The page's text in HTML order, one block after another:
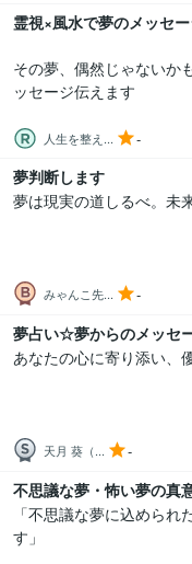
霊視×風水で夢のメッセ
その夢、偶然じゃないか
ッセージ伝えます
人生を整え... -
夢判断します
夢は現実の道しるべ。未
みゃんこ先... -
夢占い☆夢からのメッセ
あなたの心に寄り添い、
天月 葵（... -
不思議な夢・怖い夢の真
「不思議な夢に込められ
す」